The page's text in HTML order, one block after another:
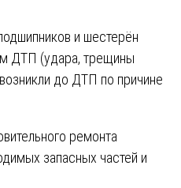
и шестерён
ДТП (удара, трещины
до ДТП по причине
ремонта
запасных частей и